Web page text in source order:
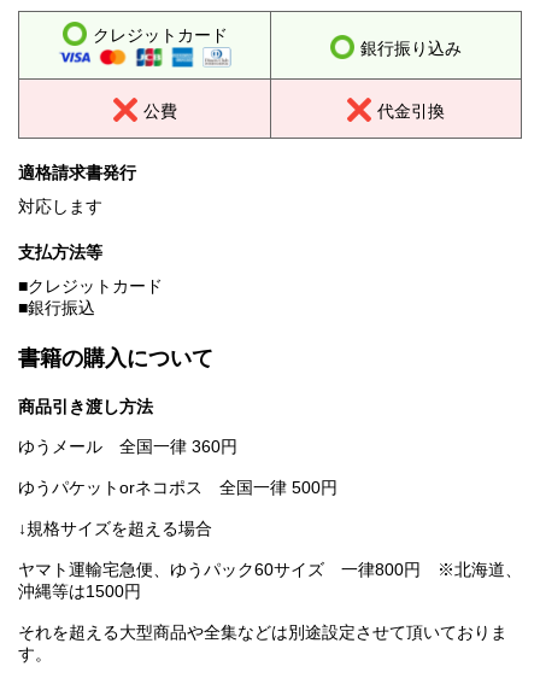
クレジットカード
銀行振り込み
公費 代金引換
適格請求書発行
対応します
支払方法等
■クレジットカード
■銀行振込
書籍の購入について
商品引き渡し方法
ゆうメール 全国一律 360円
ゆうパケットorネコポス 全国一律 500円
↓規格サイズを超える場合
ヤマト運輸宅急便、ゆうパック60サイズ 一律800円 ※北海道、
沖縄等は1500円
それを超える大型商品や全集などは別途設定させて頂いておりま
す。